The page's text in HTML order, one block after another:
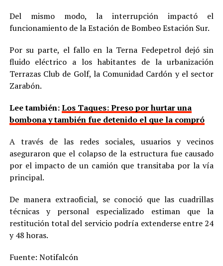
Del mismo modo, la interrupción impactó el
funcionamiento de la Estación de Bombeo Estación Sur.
Por su parte, el fallo en la Terna Fedepetrol dejó sin
fluido eléctrico a los habitantes de la urbanización
Terrazas Club de Golf, la Comunidad Cardón y el sector
Zarabón.
Lee también:Los Taques: Preso por hurtar una
bombona y también fue detenido el que la compró
A través de las redes sociales, usuarios y vecinos
aseguraron que el colapso de la estructura fue causado
por el impacto de un camión que transitaba por la vía
principal.
De manera extraoficial, se conoció que las cuadrillas
técnicas y personal especializado estiman que la
restitución total del servicio podría extenderse entre 24
y 48 horas.
Fuente: Notifalcón